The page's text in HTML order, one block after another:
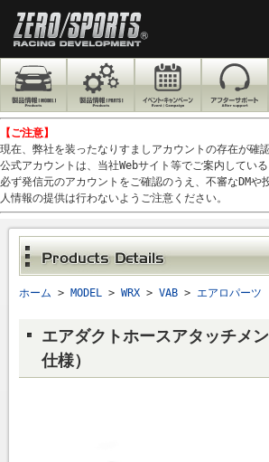
【ご注意】
現在、弊社を装ったなりすましアカウントの存在が確
公式アカウントは、当社Webサイト等でご案内している
必ず発信元のアカウントをご確認のうえ、不審なDMや
人情報の提供は行わないようご注意ください。
ホーム > MODEL> WRX> VAB> エアロパーツ
エアダクトホースアタッチメ
仕様）